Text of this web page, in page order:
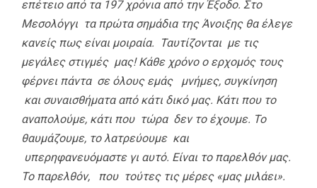
επέτειο από τα 197 χρόνια από την Έξοδο. Στο
Μεσολόγγι τα πρώτα σημάδια της Άνοιξης θα έλεγε
κανείς πως είναι μοιραία. Ταυτίζονται με τις
μεγάλες στιγμές μας! Κάθε χρόνο ο ερχομός τους
φέρνει πάντα σε όλους εμάς μνήμες, συγκίνηση
και συναισθήματα από κάτι δικό μας. Κάτι που το
αναπολούμε, κάτι που τώρα δεν το έχουμε. Το
θαυμάζουμε, το λατρεύουμε και
υπερηφανευόμαστε γι αυτό. Είναι το παρελθόν μας.
Το παρελθόν, που τούτες τις μέρες «μας μιλάει».